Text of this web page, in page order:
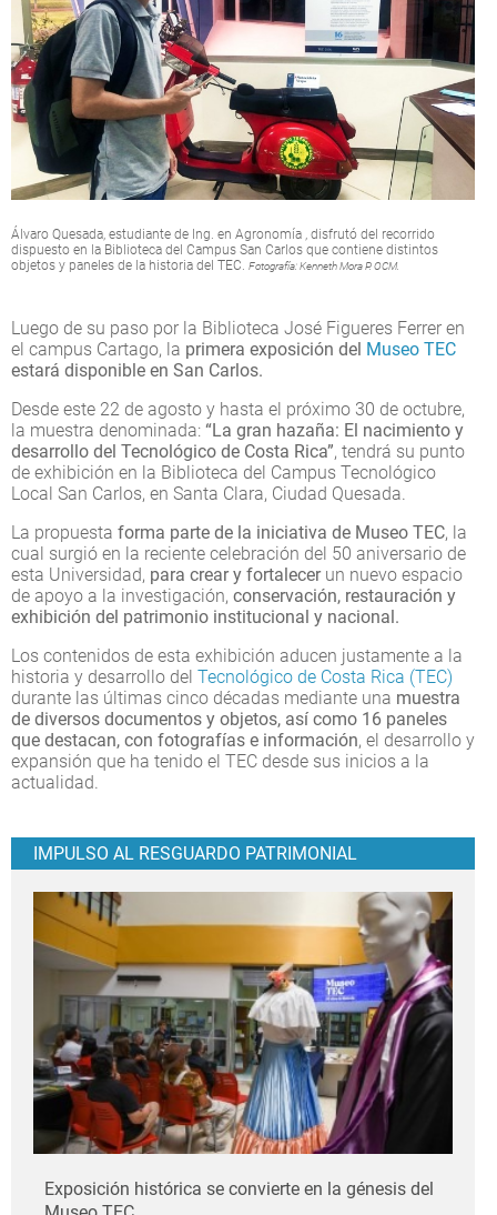
Álvaro Quesada, estudiante de Ing. en Agronomía , disfrutó del recorrido
dispuesto en la Biblioteca del Campus San Carlos que contiene distintos
objetos y paneles de la historia del TEC. Fotografía: Kenneth Mora P. OCM.
Luego de su paso por la Biblioteca José Figueres Ferrer en
el campus Cartago, la primera exposición del Museo TEC
estará disponible en San Carlos.
Desde este 22 de agosto y hasta el próximo 30 de octubre,
la muestra denominada: “La gran hazaña: El nacimiento y
desarrollo del Tecnológico de Costa Rica”, tendrá su punto
de exhibición en la Biblioteca del Campus Tecnológico
Local San Carlos, en Santa Clara, Ciudad Quesada.
La propuesta forma parte de la iniciativa de Museo TEC, la
cual surgió en la reciente celebración del 50 aniversario de
esta Universidad, para crear y fortalecer un nuevo espacio
de apoyo a la investigación, conservación, restauración y
exhibición del patrimonio institucional y nacional.
Los contenidos de esta exhibición aducen justamente a la
historia y desarrollo del Tecnológico de Costa Rica (TEC)
durante las últimas cinco décadas mediante una muestra
de diversos documentos y objetos, así como 16 paneles
que destacan, con fotografías e información, el desarrollo y
expansión que ha tenido el TEC desde sus inicios a la
actualidad.
IMPULSO AL RESGUARDO PATRIMONIAL
Exposición histórica se convierte en la génesis del